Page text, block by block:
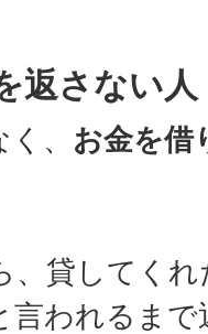
返さない人
、 お金を借
、貸してく
言われるま